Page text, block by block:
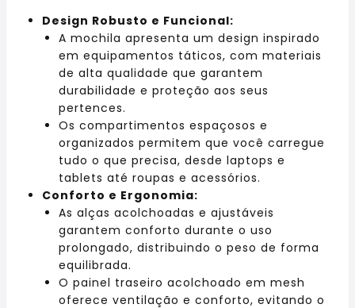
Design Robusto e Funcional:
A mochila apresenta um design inspirado
em equipamentos táticos, com materiais
de alta qualidade que garantem
durabilidade e proteção aos seus
pertences.
Os compartimentos espaçosos e
organizados permitem que você carregue
tudo o que precisa, desde laptops e
tablets até roupas e acessórios.
Conforto e Ergonomia:
As alças acolchoadas e ajustáveis
garantem conforto durante o uso
prolongado, distribuindo o peso de forma
equilibrada.
O painel traseiro acolchoado em mesh
oferece ventilação e conforto, evitando o